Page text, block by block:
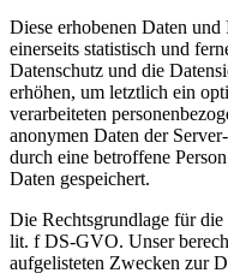
Diese erhobenen Daten
einerseits statistisch und
Datenschutz und die
erhöhen, um letztlich ein
verarbeiteten
anonymen Daten der
durch eine betroffene
Daten gespeichert.
Die Rechtsgrundlage für
lit. f DS-GVO. Unser
aufgelisteten Zwecken zur